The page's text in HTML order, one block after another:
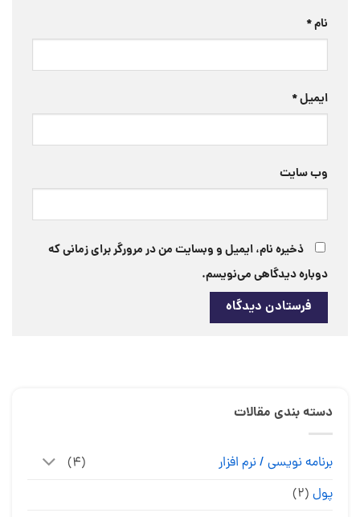
نام*
ایمیل*
وب‌ سایت
ذخیره نام، ایمیل و وبسایت من در مرورگر برای زمانی که
دوباره دیدگاهی می‌نویسم.
دسته بندی مقالات
برنامه نویسی / نرم افزار
(۴)
پول (۲)